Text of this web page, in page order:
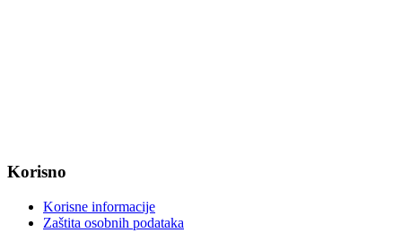
Korisno
Korisne informacije
Zaštita osobnih podataka